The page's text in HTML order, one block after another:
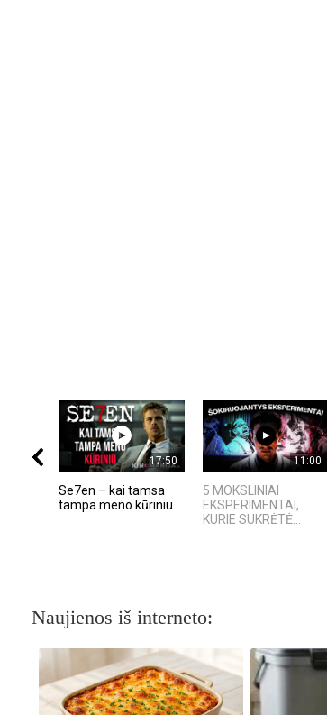
17:50
Se7en – kai tamsa
tampa meno kūriniu
11:00
5 MOKSLINIAI
EKSPERIMENTAI,
KURIE SUKRĖTĖ...
Naujienos iš interneto: